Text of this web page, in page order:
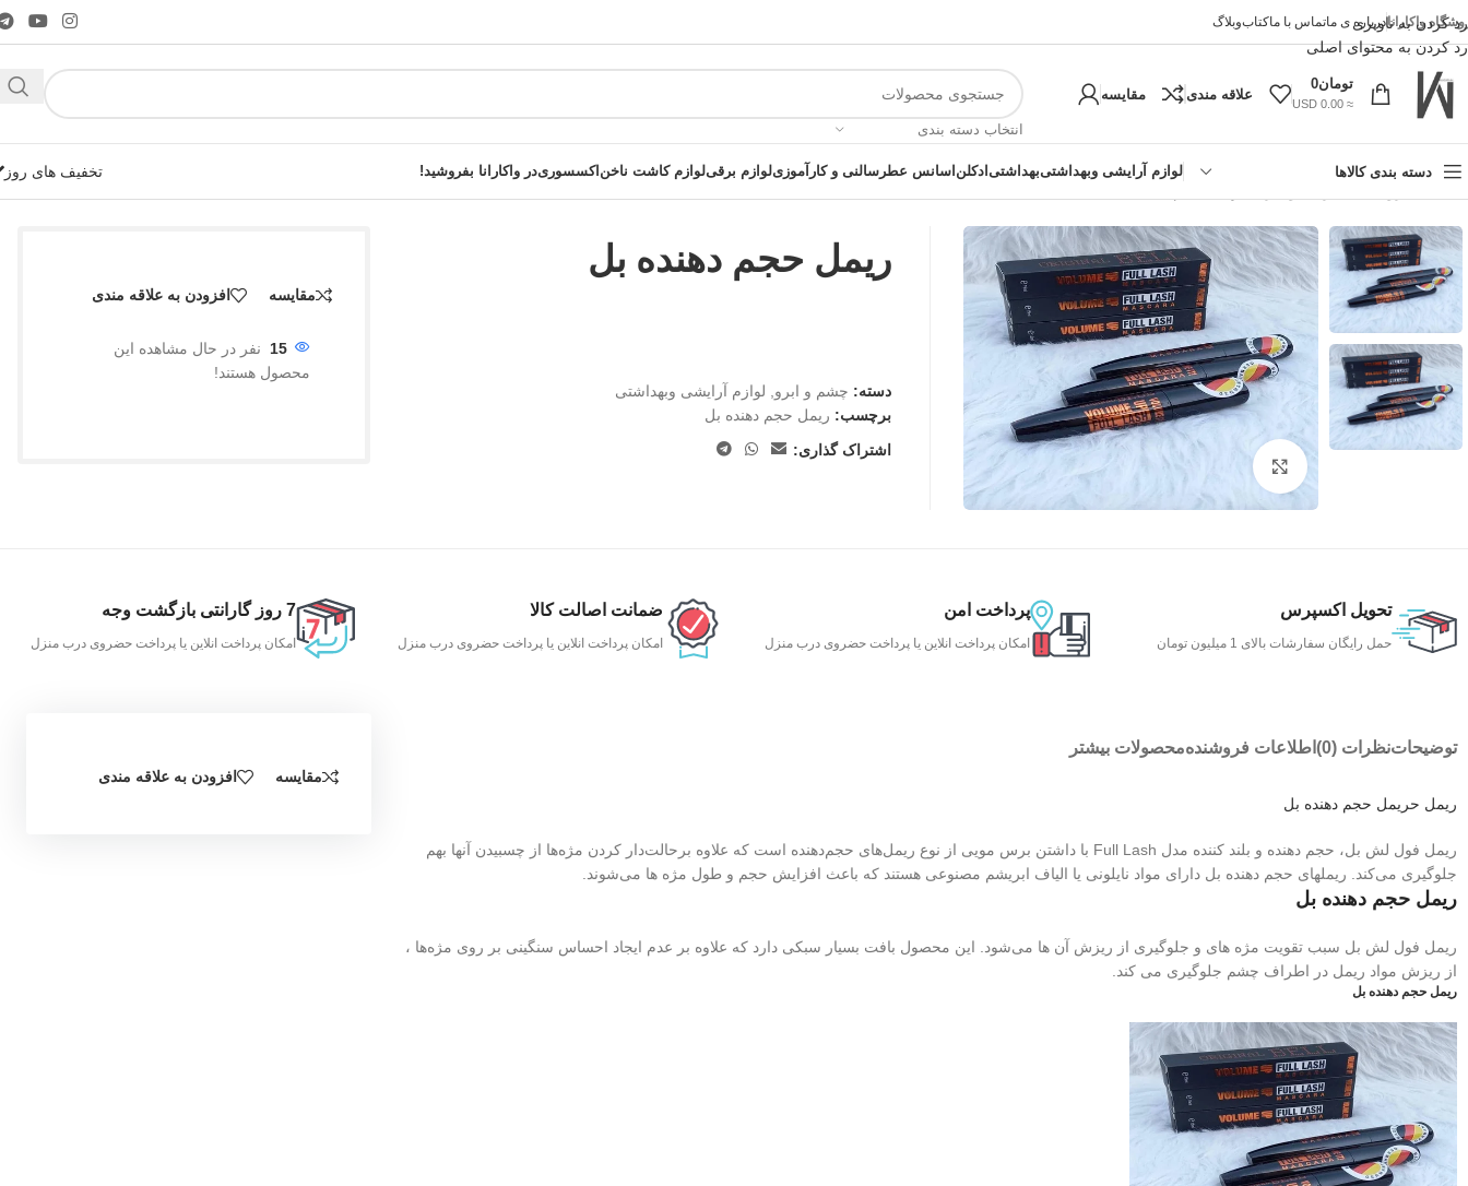
رد کردن به ناوبری
رد کردن به محتوای اصلی
!تجربه یک خرید عالی فرصت را از دست ندهید همین امروز از تخفیفات ویژه بهرمند شوید!
واکارانادرباره ی ماتماس با ماکتابوبلاگ
تومان0
≈ 0.00 USD
علاقه مندی مقایسه
انتخاب دسته بندی
دسته بندی کالاها لوازم آرایشی وبهداشتیبهداشتی ادکلن اسانس عطر سالنی و کارآموزیلوازم برقیلوازم کاشت ناخن اکسسوریدر واکارانا بفروشید!
تخفیف های روز
ریمل حجم دهنده بل
دسته: چشم و ابرو
لوازم آرایشی وبهداشتی
برچسب: ریمل حجم دهنده بل
اشتراک گذاری:
مقایسه افزودن به علاقه مندی
15
نفر در حال مشاهده این
محصول هستند!
تحویل اکسپرس
حمل رایگان سفارشات بالای 1 میلیون تومان
پرداخت امن
امکان پرداخت انلاین یا پرداخت حضروی درب منزل
ضمانت اصالت کالا
امکان پرداخت انلاین یا پرداخت حضروی درب منزل
7 روز گارانتی بازگشت وجه
امکان پرداخت انلاین یا پرداخت حضروی درب منزل
توضیحاتنظرات (0) اطلاعات فروشندهمحصولات بیشتر
ریمل حریمل حجم دهنده بل
ریمل فول لش بل، حجم دهنده و بلند کننده مدل Full Lash با داشتن برس مویی از نوع ریمل‌های حجم‌دهنده است که علاوه برحالت‌دار کردن مژه‌ها از چسبیدن آنها بهم
جلوگیری می‌کند. ریملهای حجم دهنده بل دارای مواد نایلونی یا الیاف ابریشم مصنوعی هستند که باعث افزایش حجم و طول مژه ها می‌شوند.
ریمل حجم دهنده بل
ریمل فول لش بل سبب تقویت مژه های و جلوگیری از ریزش آن ها می‌شود. این محصول بافت بسیار سبکی دارد که علاوه بر عدم ایجاد احساس سنگینی بر روی مژه‌ها ،
از ریزش مواد ریمل در اطراف چشم جلوگیری می کند.
ریمل حجم دهنده بل
مقایسه افزودن به علاقه مندی